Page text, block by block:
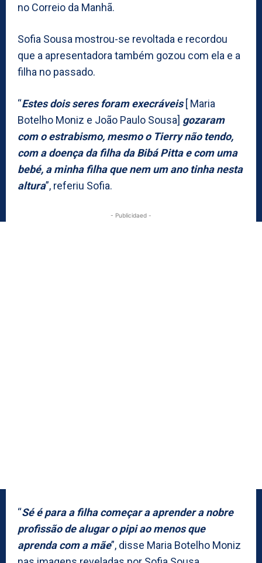
no Correio da Manhã.
Sofia Sousa mostrou-se revoltada e recordou
que a apresentadora também gozou com ela e a
filha no passado.
“Estes dois seres foram execráveis[ Maria
Botelho Moniz e João Paulo Sousa] gozaram
com o estrabismo, mesmo o Tierry não tendo,
com a doença da filha da Bibá Pitta e com uma
bebé, a minha filha que nem um ano tinha nesta
altura”, referiu Sofia.
- Publicidaed -
“Sé é para a filha começar a aprender a nobre
profissão de alugar o pipi ao menos que
aprenda com a mãe”, disse Maria Botelho Moniz